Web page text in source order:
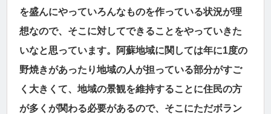
を盛んにやっていろんなものを作っている状況が理
想なので、そこに対してできることをやっていきた
いなと思っています。阿蘇地域に関しては年に1度の
野焼きがあったり地域の人が担っている部分がすご
く大きくて、地域の景観を維持することに住民の方
が多くが関わる必要があるので、そこにただボラン